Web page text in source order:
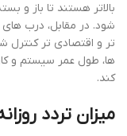
بالاتر هستند تا باز و
شود. در مقابل، درب
تر و اقتصادی تر
ها، طول عمر سیستم و
کند.
میزان تردد